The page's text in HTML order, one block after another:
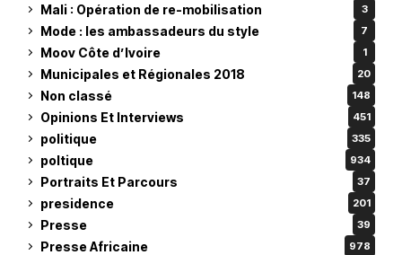
Mali : Opération de re-mobilisation 3
Mode : les ambassadeurs du style 7
Moov Côte d’Ivoire 1
Municipales et Régionales 2018 20
Non classé 148
Opinions Et Interviews 451
politique 335
poltique 934
Portraits Et Parcours 37
presidence 201
Presse 39
Presse Africaine 978